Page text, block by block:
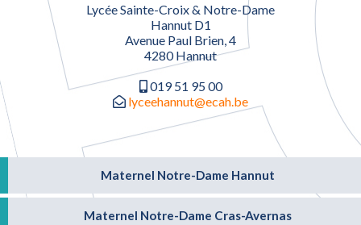
Lycée Sainte-Croix & Notre-Dame
Hannut D1
Avenue Paul Brien, 4
4280 Hannut
019 51 95 00
lyceehannut@ecah.be
Maternel Notre-Dame Hannut
Maternel Notre-Dame Cras-Avernas